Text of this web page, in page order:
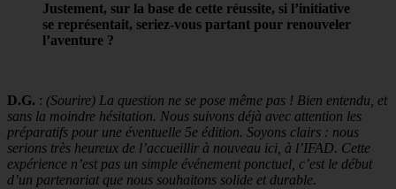
Justement, sur la base de cette réussite, si l’initiative
se représentait, seriez-vous partant pour renouveler
l’aventure ?
D.G. : (Sourire) La question ne se pose même pas ! Bien entendu, et
sans la moindre hésitation. Nous suivons déjà avec attention les
préparatifs pour une éventuelle 5e édition. Soyons clairs : nous
serions très heureux de l’accueillir à nouveau ici, à l’IFAD. Cette
expérience n’est pas un simple événement ponctuel, c’est le début
d’un partenariat que nous souhaitons solide et durable.